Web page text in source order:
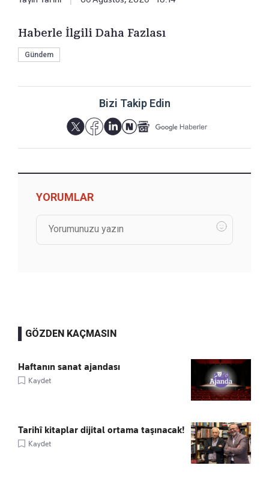
Haberle İlgili Daha Fazlası
Gündem
Bizi Takip Edin
YORUMLAR
GÖZDEN KAÇMASIN
Haftanın sanat ajandası
Kaydet
Tarihî kitaplar dijital ortama taşınacak!
Kaydet